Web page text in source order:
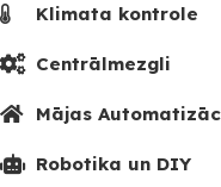
Klimata kontrole
Centrālmezgli
Mājas
Robotika un DIY